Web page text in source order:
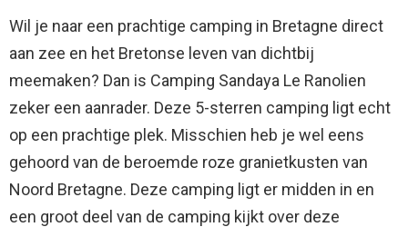
Wil je naar een prachtige camping in Bretagne direct
aan zee en het Bretonse leven van dichtbij
meemaken? Dan is Camping Sandaya Le Ranolien
zeker een aanrader. Deze 5-sterren camping ligt echt
op een prachtige plek. Misschien heb je wel eens
gehoord van de beroemde roze granietkusten van
Noord Bretagne. Deze camping ligt er midden in en
een groot deel van de camping kijkt over deze